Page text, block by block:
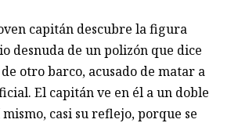
capitán descubre la figura
desnuda de un polizón que dice
otro barco, acusado de matar a
El capitán ve en él a un doble
mismo, casi su reflejo, porque se